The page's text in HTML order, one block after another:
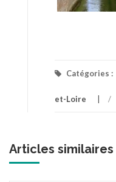
Catégories :
et-Loire /
Articles similaires